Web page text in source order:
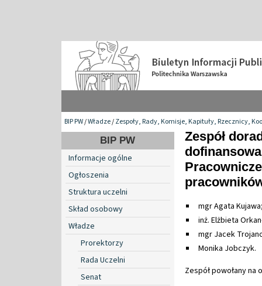
BIP PW/Władze/Zespoły, Rady, Komisje, Kapituły, Rzecznicy,
BIP PW
Informacje ogólne
Ogłoszenia
Struktura uczelni
Skład osobowy
Władze
Prorektorzy
Rada Uczelni
Senat
Zespół
mgr Agata
inż. Elżbieta
mgr Jacek
Monika Jobczyk.
Zespół powołany na